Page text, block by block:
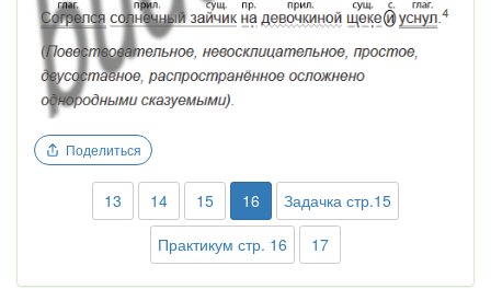
Поделиться
13 14 15 16
Задачка стр.15
Практикум стр. 16
17